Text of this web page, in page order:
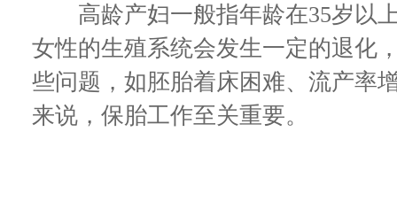
高龄产妇一般指年龄在35岁以
女性的生殖系统会发生一定的退化
些问题，如胚胎着床困难、流产率
来说，保胎工作至关重要。